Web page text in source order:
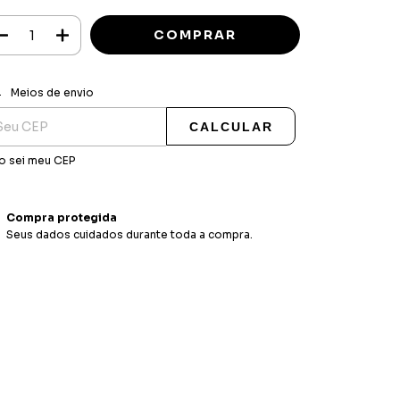
para o CEP:
Meios de envio
CALCULAR
sei meu CEP
Compra protegida
Seus dados cuidados durante toda a compra.